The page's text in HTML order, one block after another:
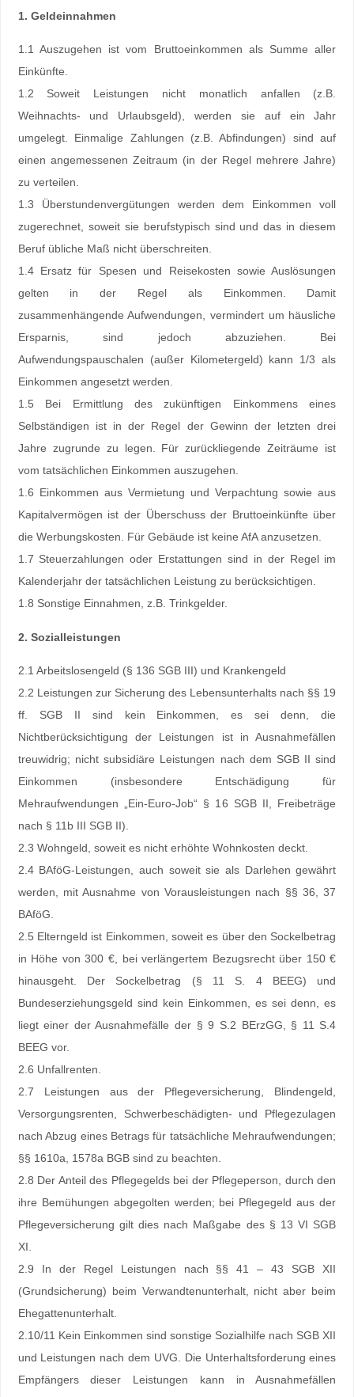
1. Geldeinnahmen
1.1 Auszugehen ist vom Bruttoeinkommen als Summe aller
Einkünfte.
1.2 Soweit Leistungen nicht monatlich anfallen (z.B.
Weihnachts- und Urlaubsgeld), werden sie auf ein Jahr
umgelegt. Einmalige Zahlungen (z.B. Abfindungen) sind auf
einen angemessenen Zeitraum (in der Regel mehrere Jahre)
zu verteilen.
1.3 Überstundenvergütungen werden dem Einkommen voll
zugerechnet, soweit sie berufstypisch sind und das in diesem
Beruf übliche Maß nicht überschreiten.
1.4 Ersatz für Spesen und Reisekosten sowie Auslösungen
gelten in der Regel als Einkommen. Damit
zusammenhängende Aufwendungen, vermindert um häusliche
Ersparnis, sind jedoch abzuziehen. Bei
Aufwendungspauschalen (außer Kilometergeld) kann 1/3 als
Einkommen angesetzt werden.
1.5 Bei Ermittlung des zukünftigen Einkommens eines
Selbständigen ist in der Regel der Gewinn der letzten drei
Jahre zugrunde zu legen. Für zurückliegende Zeiträume ist
vom tatsächlichen Einkommen auszugehen.
1.6 Einkommen aus Vermietung und Verpachtung sowie aus
Kapitalvermögen ist der Überschuss der Bruttoeinkünfte über
die Werbungskosten. Für Gebäude ist keine AfA anzusetzen.
1.7 Steuerzahlungen oder Erstattungen sind in der Regel im
Kalenderjahr der tatsächlichen Leistung zu berücksichtigen.
1.8 Sonstige Einnahmen, z.B. Trinkgelder.
2. Sozialleistungen
2.1 Arbeitslosengeld (§ 136 SGB III) und Krankengeld
2.2 Leistungen zur Sicherung des Lebensunterhalts nach §§ 19
ff. SGB II sind kein Einkommen, es sei denn, die
Nichtberücksichtigung der Leistungen ist in Ausnahmefällen
treuwidrig; nicht subsidiäre Leistungen nach dem SGB II sind
Einkommen (insbesondere Entschädigung für
Mehraufwendungen „Ein-Euro-Job“ § 16 SGB II, Freibeträge
nach § 11b III SGB II).
2.3 Wohngeld, soweit es nicht erhöhte Wohnkosten deckt.
2.4 BAföG-Leistungen, auch soweit sie als Darlehen gewährt
werden, mit Ausnahme von Vorausleistungen nach §§ 36, 37
BAföG.
2.5 Elterngeld ist Einkommen, soweit es über den Sockelbetrag
in Höhe von 300 €, bei verlängertem Bezugsrecht über 150 €
hinausgeht. Der Sockelbetrag (§ 11 S. 4 BEEG) und
Bundeserziehungsgeld sind kein Einkommen, es sei denn, es
liegt einer der Ausnahmefälle der § 9 S.2 BErzGG, § 11 S.4
BEEG vor.
2.6 Unfallrenten.
2.7 Leistungen aus der Pflegeversicherung, Blindengeld,
Versorgungsrenten, Schwerbeschädigten- und Pflegezulagen
nach Abzug eines Betrags für tatsächliche Mehraufwendungen;
§§ 1610a, 1578a BGB sind zu beachten.
2.8 Der Anteil des Pflegegelds bei der Pflegeperson, durch den
ihre Bemühungen abgegolten werden; bei Pflegegeld aus der
Pflegeversicherung gilt dies nach Maßgabe des § 13 VI SGB
XI.
2.9 In der Regel Leistungen nach §§ 41 – 43 SGB XII
(Grundsicherung) beim Verwandtenunterhalt, nicht aber beim
Ehegattenunterhalt.
2.10/11 Kein Einkommen sind sonstige Sozialhilfe nach SGB XII
und Leistungen nach dem UVG. Die Unterhaltsforderung eines
Empfängers dieser Leistungen kann in Ausnahmefällen